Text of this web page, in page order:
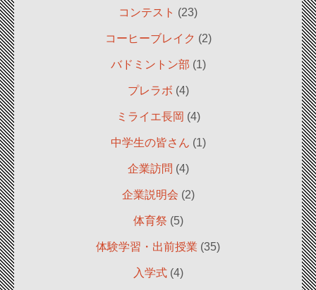
コンテスト (23)
コーヒーブレイク (2)
バドミントン部 (1)
プレラボ (4)
ミライエ長岡 (4)
中学生の皆さん (1)
企業訪問 (4)
企業説明会 (2)
体育祭 (5)
体験学習・出前授業 (35)
入学式(4)